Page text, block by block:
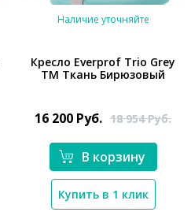
*}
Наличие уточняйте
Кресло Everprof Trio Grey
TM Ткань Бирюзовый
16 200 Руб. 18 954Руб.
В корзину
Купить в 1 клик